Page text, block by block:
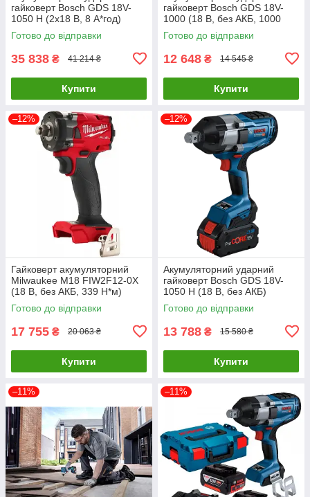
гайковерт Bosch GDS 18V-
1050 H (2х18 В, 8 А*год)
(06019J8502)
Готово до відправки
35 838 ₴ 41 214 ₴
Купити
гайковерт Bosch GDS 18V-
1000 (18 В, без АКБ, 1000
Н*м) (06019J8300)
Готово до відправки
12 648 ₴ 14 545 ₴
Купити
–12%
Гайковерт акумуляторний
Milwaukee M18 FIW2F12-0X
(18 В, без АКБ, 339 Н*м)
(4933478443)
Готово до відправки
17 755 ₴ 20 063 ₴
Купити
–12%
Акумуляторний ударний
гайковерт Bosch GDS 18V-
1050 H (18 В, без АКБ)
(06019J8500)
Готово до відправки
13 788 ₴ 15 580 ₴
Купити
–11% –11%